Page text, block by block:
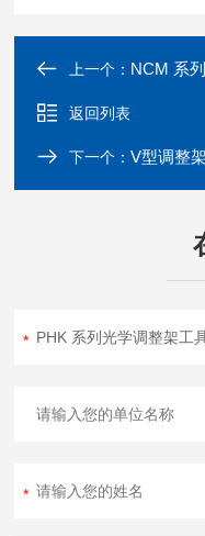
上一个： NCM 系
返回列表
下一个：V型调整